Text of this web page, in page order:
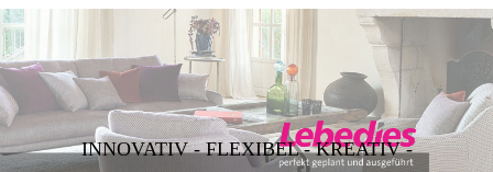
INNOVATIV - FLEXIBEL - KREATIV -